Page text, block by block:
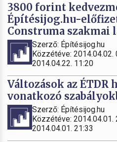
3800 forint
Építésijog.hu-
Construma szakmai
Szerző: Építésijog.hu
Közzétéve:
2014.04.22. 11:20
Változások az ÉTDR
vonatkozó
Szerző: Építésijog.hu
Közzétéve:
2014.04.01. 21:33